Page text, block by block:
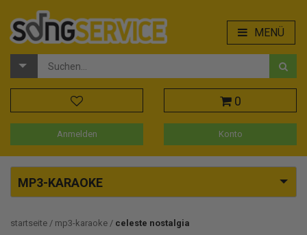
MENÜ
0
Anmelden Konto
MP3-KARAOKE
startseite mp3-karaoke celeste nostalgia